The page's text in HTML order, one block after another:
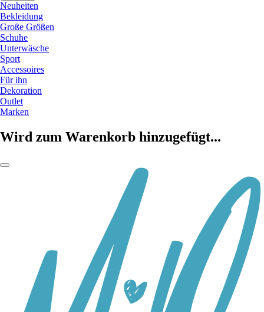
Neuheiten
Bekleidung
Große Größen
Schuhe
Unterwäsche
Sport
Accessoires
Für ihn
Dekoration
Outlet
Marken
Wird zum Warenkorb hinzugefügt...